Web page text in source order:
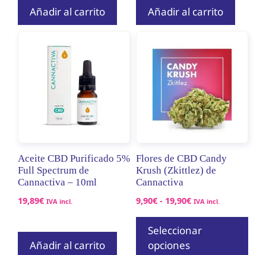
Añadir al carrito Añadir al carrito
Aceite CBD Purificado 5%
Full Spectrum de
Cannactiva – 10ml
19,89€ IVA incl.
Añadir al carrito
Flores de CBD Candy
Krush (Zkittlez) de
Cannactiva
9,90€ - 19,90€Rango
desde
IVA incl.
Seleccionar
opciones
producto
múltiples
variantes.
opciones
pueden
elegir
en
la
página
producto